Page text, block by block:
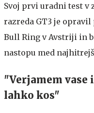
Svoj prvi uradni test
razreda GT3 je
Bull Ring v Avstriji in
nastopu med
"Verjamem vase
lahko kos"